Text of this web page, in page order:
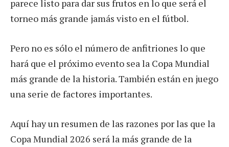
parece listo para dar sus frutos en lo que será el
torneo más grande jamás visto en el fútbol.
Pero no es sólo el número de anfitriones lo que
hará que el próximo evento sea la Copa Mundial
más grande de la historia. También están en juego
una serie de factores importantes.
Aquí hay un resumen de las razones por las que la
Copa Mundial 2026 será la más grande de la